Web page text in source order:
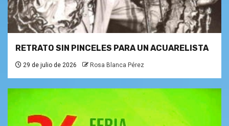
RETRATO SIN PINCELES PARA UN ACUARELISTA
29 de julio de 2026 Rosa Blanca Pérez